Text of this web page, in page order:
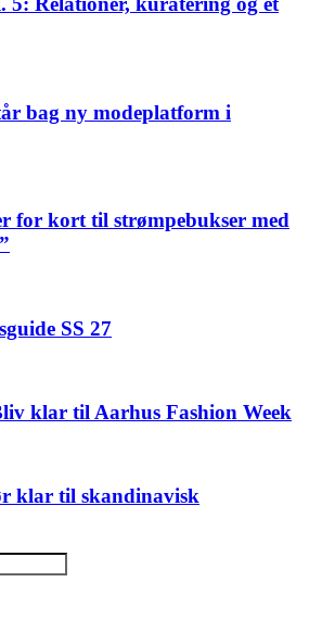
bag ny modeplatform i
for kort til strømpebukser med
SS 27
klar til Aarhus Fashion Week
klar til skandinavisk